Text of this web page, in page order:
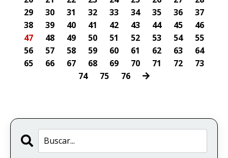
29
30 31 32 33 34 35 36
37
38
39 40 41 42 43 44 45
46
47
48 49 50 51 52 53 54
55
56
57 58 59 60 61 62 63
64
65
66 67 68 69 70 71 72
73
74
75 76